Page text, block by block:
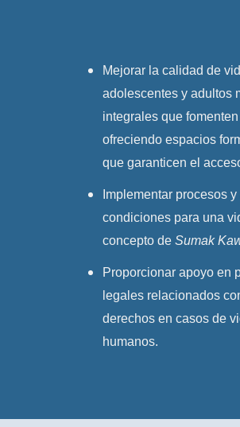
Mejorar la calidad de
adolescentes y adultos
integrales que
ofreciendo espacios
que garanticen el
Implementar procesos
condiciones para una
concepto de Sumak
Proporcionar apoyo en
legales relacionados
derechos en casos de
humanos.